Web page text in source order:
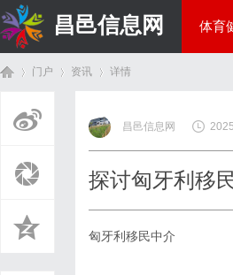
昌邑信息网 体育
门户 资讯
›
详情
昌邑信息网
探讨匈牙利移
匈牙利移民中介